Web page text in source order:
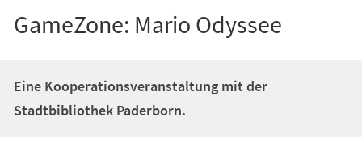
GameZone: Mario Odyssee
Eine Kooperationsveranstaltung mit der
Stadtbibliothek Paderborn.